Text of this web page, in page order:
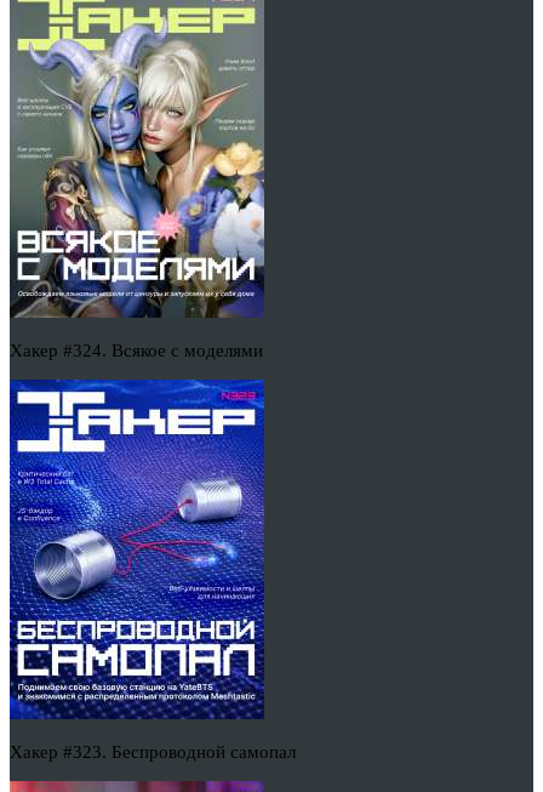
Хакер #324. Всякое с моделями
Хакер #323. Беспроводной самопал